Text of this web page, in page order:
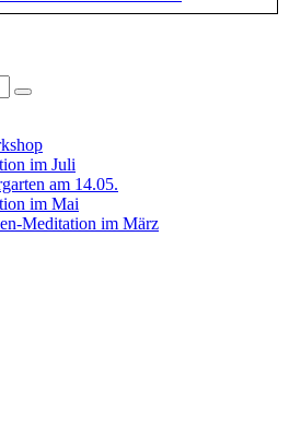
im Juli
am 14.05.
im Mai
Meditation im März